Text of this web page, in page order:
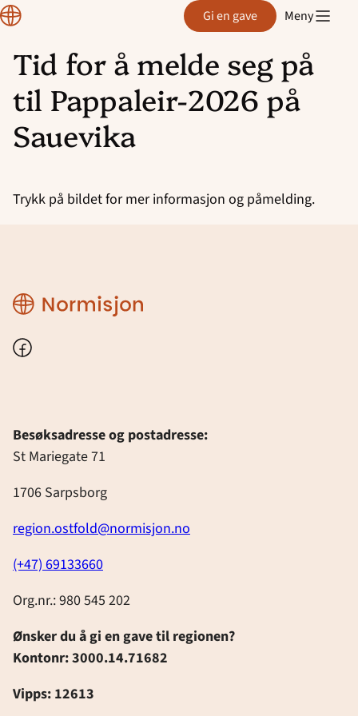
Hopp
til
innhold
Region
Østfold Gi en gave Meny
Gi en gave
Bli andaktsholder
Bli frivillig på Sjøglimt
Tid for å melde seg på
til Pappaleir-2026 på
Sauevika
Trykk på bildet for mer informasjon og påmelding.
Region
Østfold
Facebook
Besøksadresse og postadresse:
St Mariegate 71
1706 Sarpsborg
region.ostfold@normisjon.no
(+47) 69133660
Org.nr.: 980 545 202
Ønsker du å gi en gave til regionen?
Kontonr: 3000.14.71682
Vipps: 12613